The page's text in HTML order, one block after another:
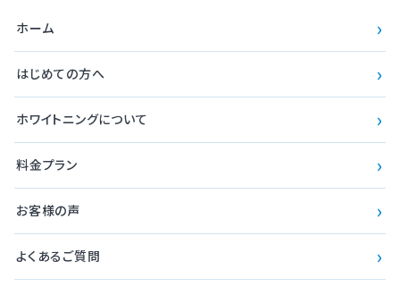
ホーム ›
はじめての方へ ›
ホワイトニングについて ›
料金プラン ›
お客様の声 ›
よくあるご質問 ›